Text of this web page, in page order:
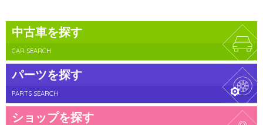
中古車を探す
CAR SEARCH
パーツを探す
PARTS SEARCH
ショップを探す